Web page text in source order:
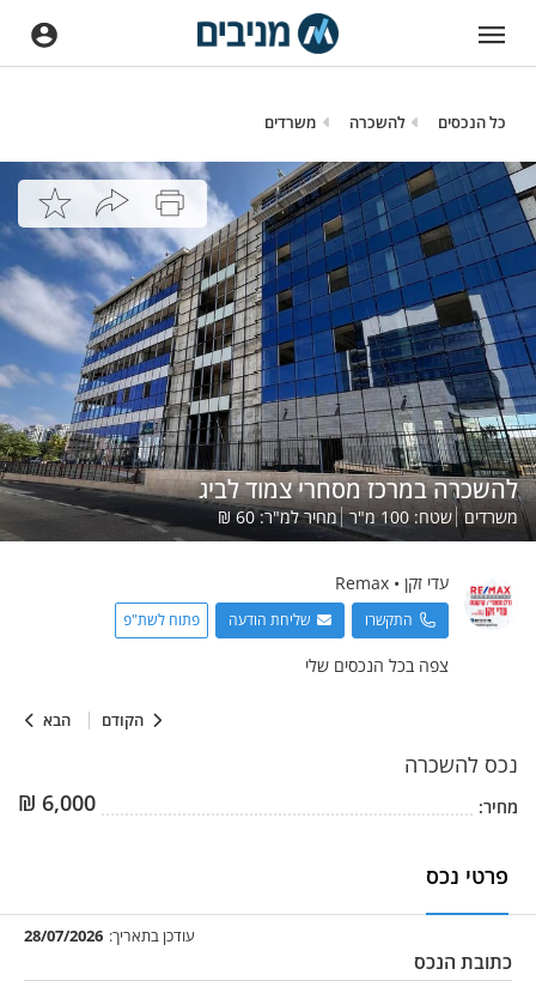
כל הנכסים להשכרה משרדים
הקודם הבא
להשכרה במרכז מסחרי צמוד לביג
משרדים שטח:100מ"ר מחיר למ"ר:60
₪
עדי זקן •
Remax
התקשרו שליחת הודעה פתוח לשת"פ
צפה בכל הנכסים שלי
נכס להשכרה
מחיר: 6,000
₪
פרטי נכס
עודכן בתאריך: 28/07/2026
כתובת הנכס